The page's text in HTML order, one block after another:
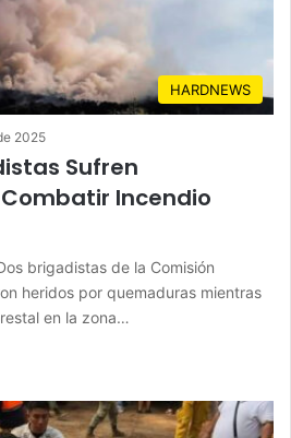
HARDNEWS
2025
Sufren
Incendio
brigadistas de la Comisión
heridos por quemaduras mientras
en la zona…